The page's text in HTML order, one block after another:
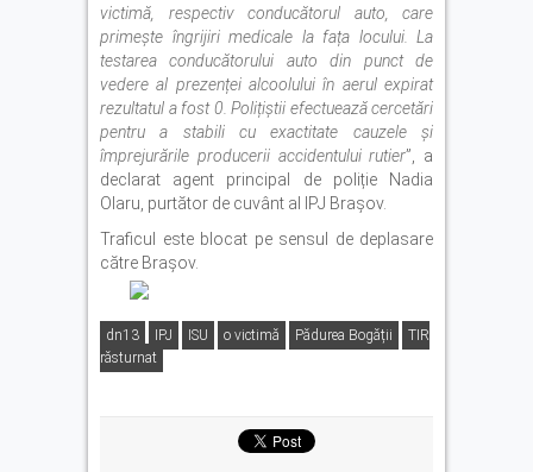
victimă, respectiv conducătorul auto, care
primește îngrijiri medicale la fața locului. La
testarea conducătorului auto din punct de
vedere al prezenței alcoolului în aerul expirat
rezultatul a fost 0. Polițiștii efectuează cercetări
pentru a stabili cu exactitate cauzele și
împrejurările producerii accidentului rutier”, a
declarat agent principal de poliție Nadia
Olaru, purtător de cuvânt al IPJ Brașov.
Traficul este blocat pe sensul de deplasare
către Brașov.
dn13 IPJ ISU o victimă Pădurea Bogății
TIR
răsturnat